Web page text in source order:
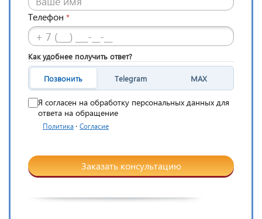
Телефон *
Как удобнее получить ответ?
Позвонить Telegram MAX
Я согласен на обработку персональных данных для
ответа на обращение
Политика · Согласие
Заказать консультацию